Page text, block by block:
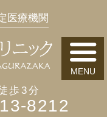
医療機関
歩3分
8212